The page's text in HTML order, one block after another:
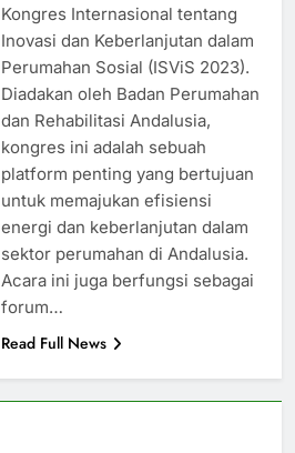
Kongres Internasional tentang
Inovasi dan Keberlanjutan dalam
Perumahan Sosial (ISViS 2023).
Diadakan oleh Badan Perumahan
dan Rehabilitasi Andalusia,
kongres ini adalah sebuah
platform penting yang bertujuan
untuk memajukan efisiensi
energi dan keberlanjutan dalam
sektor perumahan di Andalusia.
Acara ini juga berfungsi sebagai
forum…
Read Full News